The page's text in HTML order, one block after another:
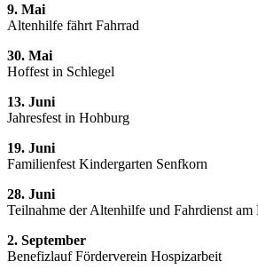
9. Mai
Altenhilfe fährt Fahrrad
30. Mai
Hoffest in Schlegel
13. Juni
Jahresfest in Hohburg
19. Juni
Familienfest Kindergarten Senfkorn
28. Juni
Teilnahme der Altenhilfe und Fahrdienst
2. September
Benefizlauf Förderverein Hospizarbeit